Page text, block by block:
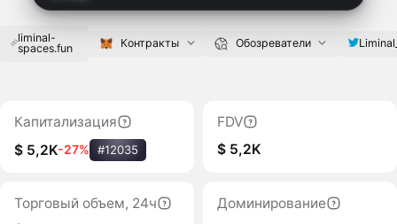
liminal-
spaces.fun
Контракты Обозреватели
Капитализация
$ 5,2K-27% #12035
FDV
$ 5,2K
Торговый объем, 24ч
Доминирование